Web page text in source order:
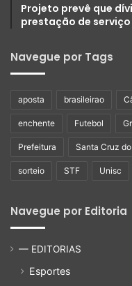
Projeto prevê que
prestação de serviço
Navegue por Tags
aposta brasileirao
enchente Futebol
Prefeitura Santa Cruz
sorteio STF Unisc
Navegue por Editoria
— EDITORIAS
Esportes